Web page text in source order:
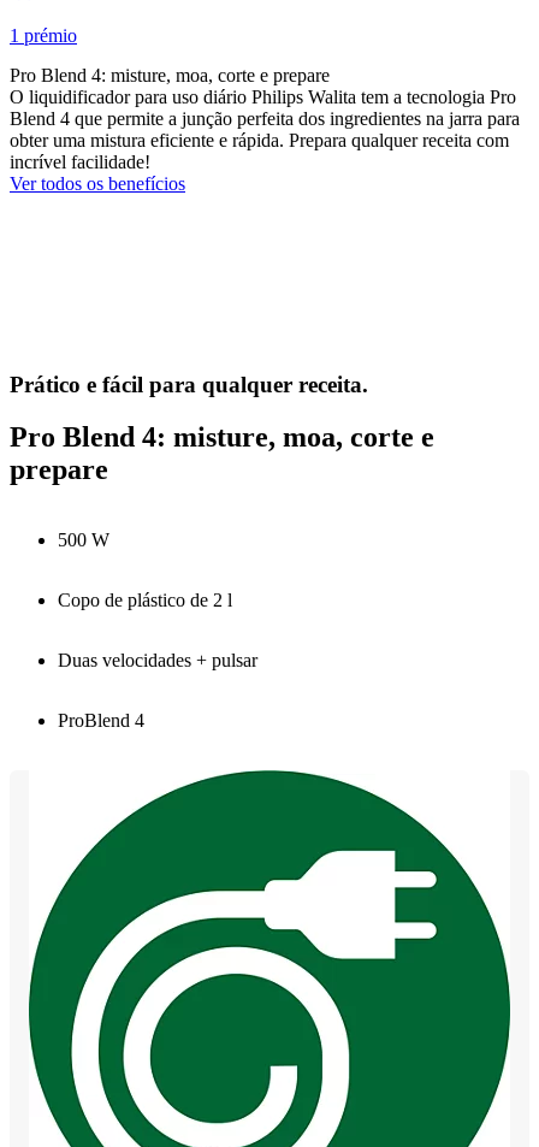
1 prémio
Pro Blend 4: misture, moa, corte e prepare
O liquidificador para uso diário Philips Walita tem a tecnologia Pro
Blend 4 que permite a junção perfeita dos ingredientes na jarra para
obter uma mistura eficiente e rápida. Prepara qualquer receita com
incrível facilidade!
Ver todos os benefícios
Prático e fácil para qualquer receita.
Pro Blend 4: misture, moa, corte e
prepare
500 W
Copo de plástico de 2 l
Duas velocidades + pulsar
ProBlend 4